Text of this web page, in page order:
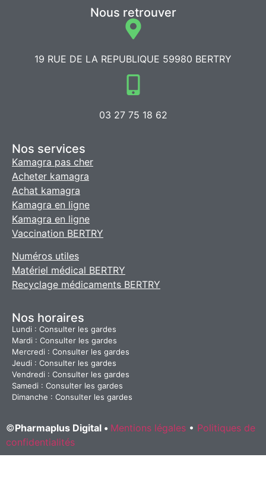
Nous retrouver
19 RUE DE LA REPUBLIQUE 59980 BERTRY
03 27 75 18 62
Nos services
Kamagra pas cher
Acheter kamagra
Achat kamagra
Kamagra en ligne
Kamagra en ligne
Vaccination BERTRY
Numéros utiles
Matériel médical BERTRY
Recyclage médicaments BERTRY
Nos horaires
Lundi : Consulter les gardes
Mardi : Consulter les gardes
Mercredi : Consulter les gardes
Jeudi : Consulter les gardes
Vendredi : Consulter les gardes
Samedi : Consulter les gardes
Dimanche : Consulter les gardes
©Pharmaplus Digital • Mentions légales • Politiques de
confidentialités